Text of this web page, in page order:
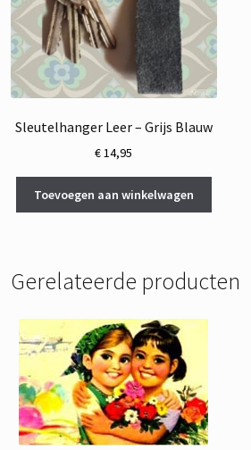
Sleutelhanger Leer – Grijs Blauw
€14,95
Toevoegen aan winkelwagen
Gerelateerde producten